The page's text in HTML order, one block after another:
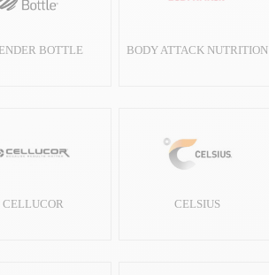
BOTTLE BODY ATTACK NUTRITION
CELLUCOR CELSIUS